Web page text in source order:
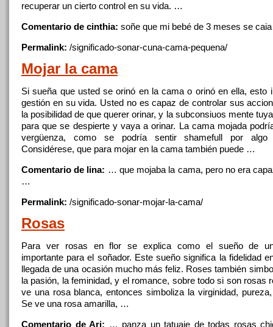
recuperar un cierto control en su vida. …
Comentario de cinthia: soñe que mi bebé de 3 meses se
Permalink: /significado-sonar-cuna-cama-pequena/
Mojar la cama
Si sueña que usted se orinó en la cama o orinó en ella, esto
gestión en su vida. Usted no es capazde controlar sus
la posibilidadde que querer orinar, y la subconsiuos mente
para que se despierte y vaya a orinar. La camamojada
vergüenza, como se podría sentir shamefull por algo
Considérese, que para mojar en la cama también puede …
Comentario de lina: … que mojaba la cama, pero no era
…
Permalink: /significado-sonar-mojar-la-cama/
Rosas
Para ver rosas en flor se explica como el sueñode
importante para el soñador. Este sueño significa la fidelidad
llegadade una ocasión mucho más feliz. Roses también
la pasión, la feminidad, y el romance, sobre todo si son rosas
ve una rosa blanca, entonces simboliza la virginidad,
Se ve una rosa amarilla, …
Comentario de Ari: … panza un tatuaje detodas rosas